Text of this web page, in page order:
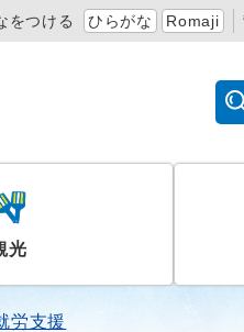
をつける ひらがな Romaji
光
労支援